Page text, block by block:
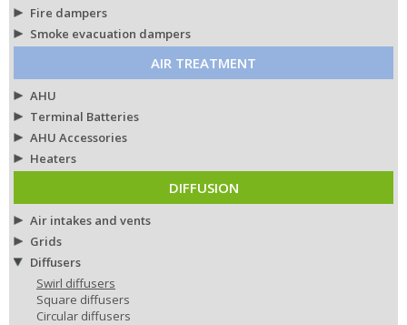
Fire dampers
Smoke evacuation dampers
AIR TREATMENT
AHU
Terminal Batteries
AHU Accessories
Heaters
DIFFUSION
Air intakes and vents
Grids
Diffusers
Swirl diffusers
Square diffusers
Circular diffusers